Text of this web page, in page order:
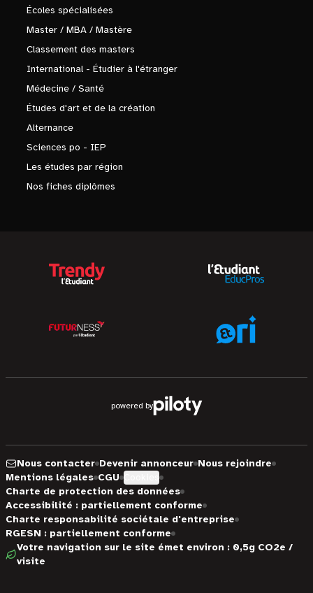
Écoles spécialisées
Master / MBA / Mastère
Classement des masters
International - Étudier à l'étranger
Médecine / Santé
Études d'art et de la création
Alternance
Sciences po - IEP
Les études par région
Nos fiches diplômes
powered by
Nous contacter Devenir annonceur Nous rejoindre
Mentions légales CGU
Charte de protection des données
Accessibilité : partiellement conforme
Charte responsabilité sociétale d'entreprise
RGESN : partiellement conforme
Votre navigation sur le site émet environ : 0,5g CO2e /
visite